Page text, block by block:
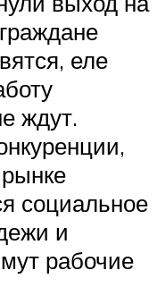
еле
ждут.
социальное
и
рабочие